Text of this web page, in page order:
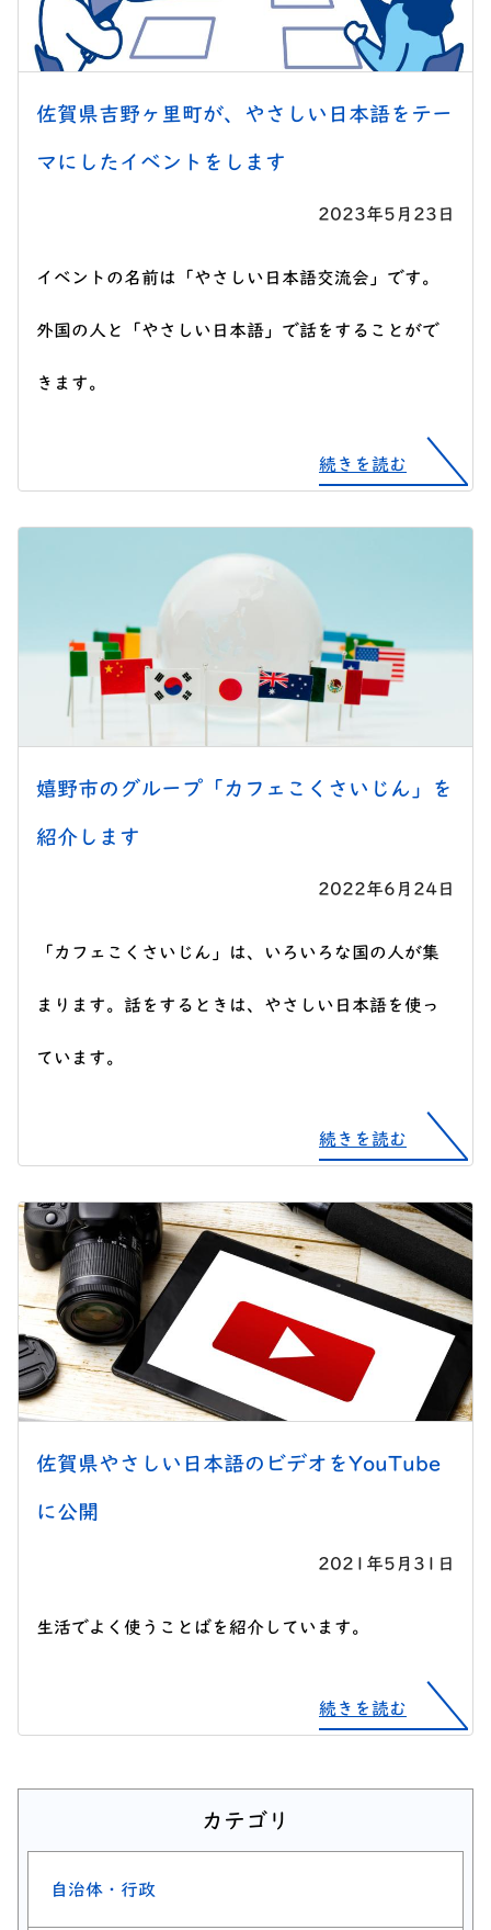
佐賀県吉野ヶ里町が、やさしい日本語をテー
マにしたイベントをします
2023年5月23日
イベントの名前は「やさしい日本語交流会」です。
外国の人と「やさしい日本語」で話をすることがで
きます。
続きを読む
嬉野市のグループ「カフェこくさいじん」を
紹介します
2022年6月24日
「カフェこくさいじん」は、いろいろな国の人が集
まります。話をするときは、やさしい日本語を使っ
ています。
続きを読む
佐賀県やさしい日本語のビデオをYouTube
に公開
2021年5月31日
生活でよく使うことばを紹介しています。
続きを読む
カテゴリ
自治体・行政